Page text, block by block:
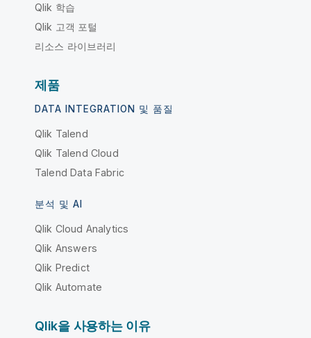
Qlik 학습
Qlik 고객 포털
리소스 라이브러리
제품
DATA INTEGRATION 및 품질
Qlik Talend
Qlik Talend Cloud
Talend Data Fabric
분석 및 AI
Qlik Cloud Analytics
Qlik Answers
Qlik Predict
Qlik Automate
Qlik을 사용하는 이유